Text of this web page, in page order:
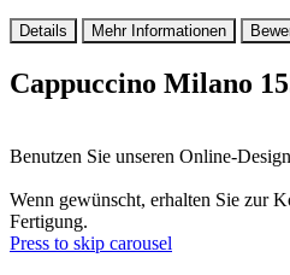
Details Mehr Informationen
Cappuccino Milano
Benutzen Sie unseren Online-
Wenn gewünscht, erhalten Sie zur
Fertigung.
Press to skip carousel